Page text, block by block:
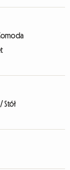
Stół